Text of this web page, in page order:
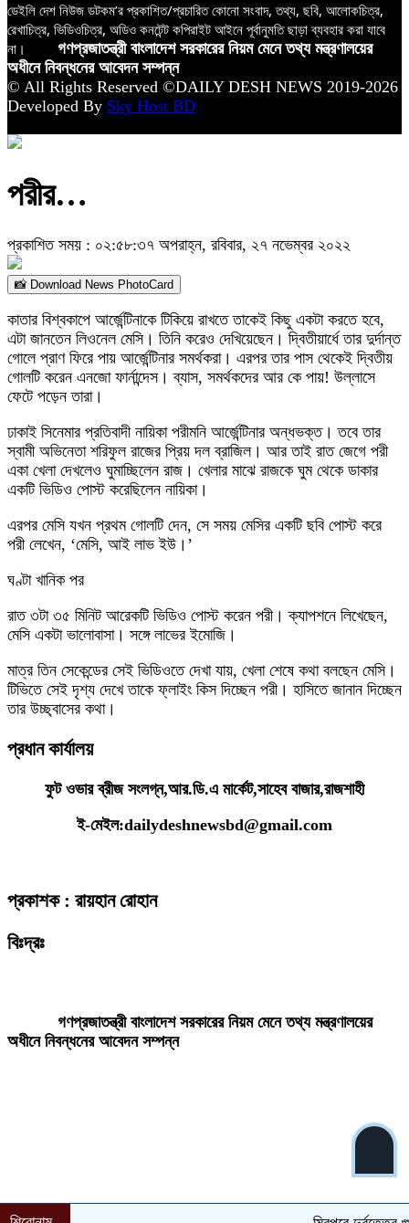
ডেইলি দেশ নিউজ ডটকম’র প্রকাশিত/প্রচারিত কোনো সংবাদ, তথ্য, ছবি, আলোকচিত্র,
রেখাচিত্র, ভিডিওচিত্র, অডিও কনটেন্ট কপিরাইট আইনে পূর্বানুমতি ছাড়া ব্যবহার করা যাবে
না।
গণপ্রজাতন্ত্রী বাংলাদেশ সরকারের নিয়ম মেনে তথ্য মন্ত্রণালয়ের
অধীনে নিবন্ধনের আবেদন সম্পন্ন
© All Rights Reserved ©DAILY DESH NEWS 2019-2026
Developed By Sky Host BD
পরীর…
প্রকাশিত সময় : ০২:৫৮:৩৭ অপরাহ্ন, রবিবার, ২৭ নভেম্বর ২০২২
📸 Download News PhotoCard
কাতার বিশ্বকাপে আর্জেন্টিনাকে টিকিয়ে রাখতে তাকেই কিছু একটা করতে হবে,
এটা জানতেন লিওনেল মেসি। তিনি করেও দেখিয়েছেন। দ্বিতীয়ার্ধে তার দুর্দান্ত
গোলে প্রাণ ফিরে পায় আর্জেন্টিনার সমর্থকরা। এরপর তার পাস থেকেই দ্বিতীয়
গোলটি করেন এনজো ফার্নান্দেস। ব্যাস, সমর্থকদের আর কে পায়! উল্লাসে
ফেটে পড়েন তারা।
ঢাকাই সিনেমার প্রতিবাদী নায়িকা পরীমনি আর্জেন্টিনার অন্ধভক্ত। তবে তার
স্বামী অভিনেতা শরিফুল রাজের প্রিয় দল ব্রাজিল। আর তাই রাত জেগে পরী
একা খেলা দেখলেও ঘুমাচ্ছিলেন রাজ। খেলার মাঝে রাজকে ঘুম থেকে ডাকার
একটি ভিডিও পোস্ট করেছিলেন নায়িকা।
এরপর মেসি যখন প্রথম গোলটি দেন, সে সময় মেসির একটি ছবি পোস্ট করে
পরী লেখেন, ‘মেসি, আই লাভ ইউ।’
ঘণ্টা খানিক পর
রাত ৩টা ৩৫ মিনিট আরেকটি ভিডিও পোস্ট করেন পরী। ক্যাপশনে লিখেছেন,
মেসি একটা ভালোবাসা। সঙ্গে লাভের ইমোজি।
মাত্র তিন সেকেন্ডের সেই ভিডিওতে দেখা যায়, খেলা শেষে কথা বলছেন মেসি।
টিভিতে সেই দৃশ্য দেখে তাকে ফ্লাইং কিস দিচ্ছেন পরী। হাসিতে জানান দিচ্ছেন
তার উচ্ছ্বাসের কথা।
প্রধান কার্যালয়
ফুট ওভার ব্রীজ সংলগ্ন,আর.ডি.এ মার্কেট,সাহেব বাজার,রাজশাহী
ই-মেইল:dailydeshnewsbd@gmail.com
প্রকাশক : রায়হান রোহান
বিঃদ্রঃ
গণপ্রজাতন্ত্রী বাংলাদেশ সরকারের নিয়ম মেনে তথ্য মন্ত্রণালয়ের
অধীনে নিবন্ধনের আবেদন সম্পন্ন